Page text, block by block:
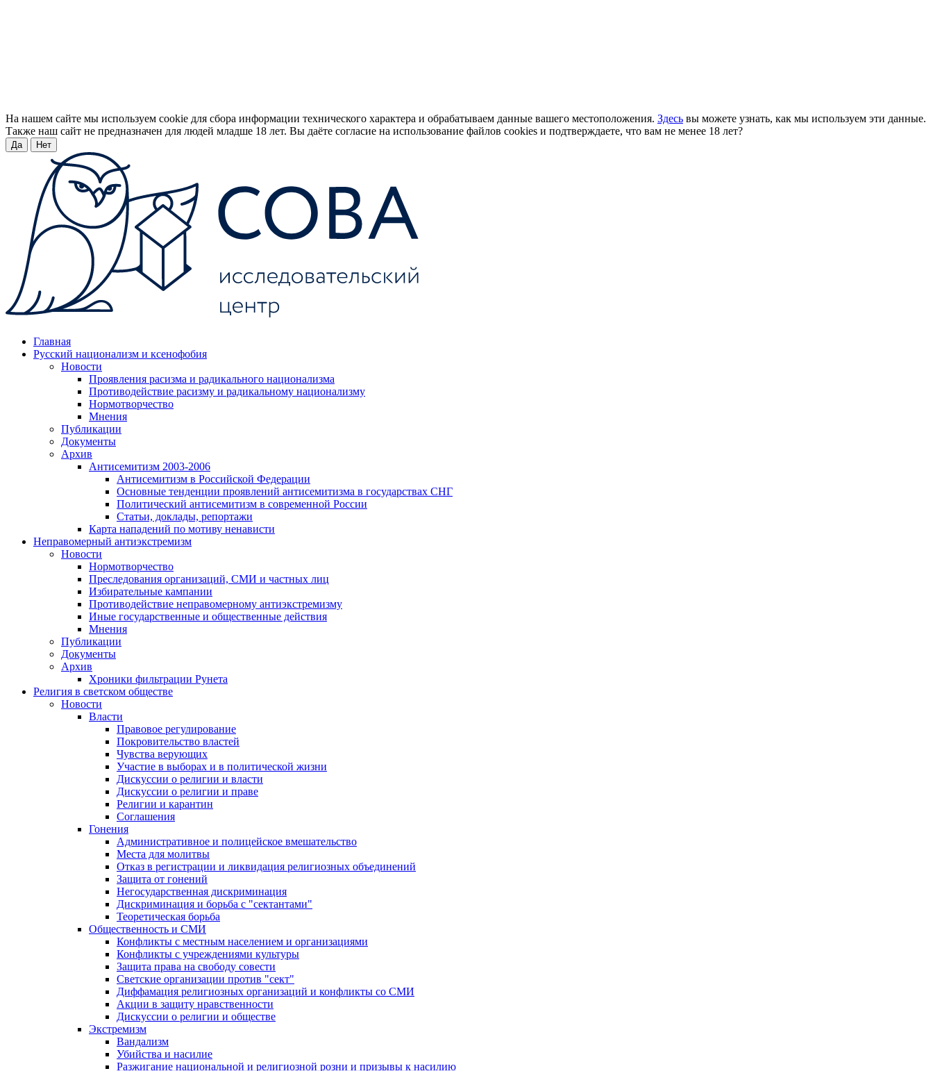
На нашем сайте мы используем cookie для сбора информации технического характера и обрабатываем данные вашего местоположения. Здесь вы можете узнать, как мы используем эти данные.
Также наш сайт не предназначен для людей младше 18 лет. Вы даёте согласие на использование файлов cookies и подтверждаете, что вам не менее 18 лет?
Да Нет
Главная
Русский национализм и ксенофобия
Новости
Проявления расизма и радикального национализма
Противодействие расизму и радикальному национализму
Нормотворчество
Мнения
Публикации
Документы
Архив
Антисемитизм 2003-2006
Антисемитизм в Российской Федерации
Основные тенденции проявлений антисемитизма в государствах СНГ
Политический антисемитизм в современной России
Статьи, доклады, репортажи
Карта нападений по мотиву ненависти
Неправомерный антиэкстремизм
Новости
Нормотворчество
Преследования организаций, СМИ и частных лиц
Избирательные кампании
Противодействие неправомерному антиэкстремизму
Иные государственные и общественные действия
Мнения
Публикации
Документы
Архив
Хроники фильтрации Рунета
Религия в светском обществе
Новости
Власти
Правовое регулирование
Покровительство властей
Чувства верующих
Участие в выборах и в политической жизни
Дискуссии о религии и власти
Дискуссии о религии и праве
Религии и карантин
Соглашения
Гонения
Административное и полицейское вмешательство
Места для молитвы
Отказ в регистрации и ликвидация религиозных объединений
Защита от гонений
Негосударственная дискриминация
Дискриминация и борьба с "сектантами"
Теоретическая борьба
Общественность и СМИ
Конфликты с местным населением и организациями
Конфликты с учреждениями культуры
Защита права на свободу совести
Светские организации против "сект"
Диффамация религиозных организаций и конфликты со СМИ
Акции в защиту нравственности
Дискуссии о религии и обществе
Экстремизм
Вандализм
Убийства и насилие
Разжигание национальной и религиозной розни и призывы к насилию